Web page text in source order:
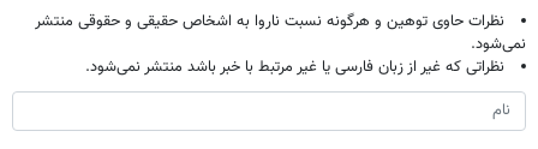
نظرات حاوی توهین و هرگونه نسبت ناروا به اشخاص حقیقی و حقوقی منتشر
نمی‌شود.
نظراتی که غیر از زبان فارسی یا غیر مرتبط با خبر باشد منتشر نمی‌شود.